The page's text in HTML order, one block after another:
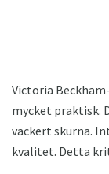
Victoria
mycket praktisk.
vackert skurna.
kvalitet. Detta